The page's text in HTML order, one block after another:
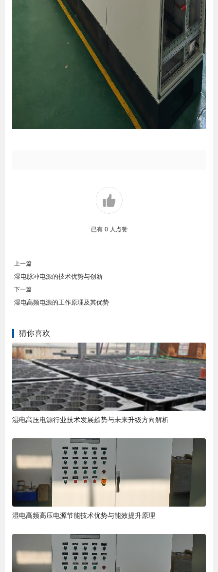
已有 0 人点赞
上一篇
湿电脉冲电源的技术优势与创新
下一篇
湿电高频电源的工作原理及其优势
猜你喜欢
湿电高压电源行业技术发展趋势与未来升级方向解析
湿电高频高压电源节能技术优势与能效提升原理